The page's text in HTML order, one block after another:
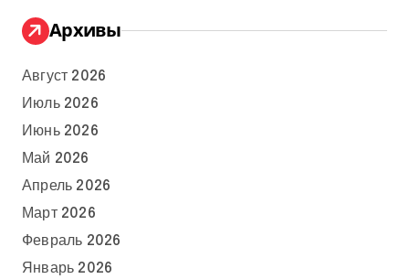
Архивы
Август 2026
Июль 2026
Июнь 2026
Май 2026
Апрель 2026
Март 2026
Февраль 2026
Январь 2026